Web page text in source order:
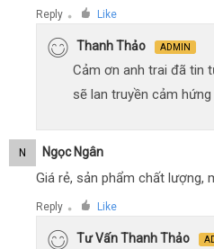
Reply ● Like
Thanh Thảo ADMIN
Cảm ơn anh trai đã tin
sẽ lan truyền cảm
N Ngọc Ngân
Giá rẻ, sản phẩm chất lượng,
Reply ● Like
Tư Vấn Thanh Thảo